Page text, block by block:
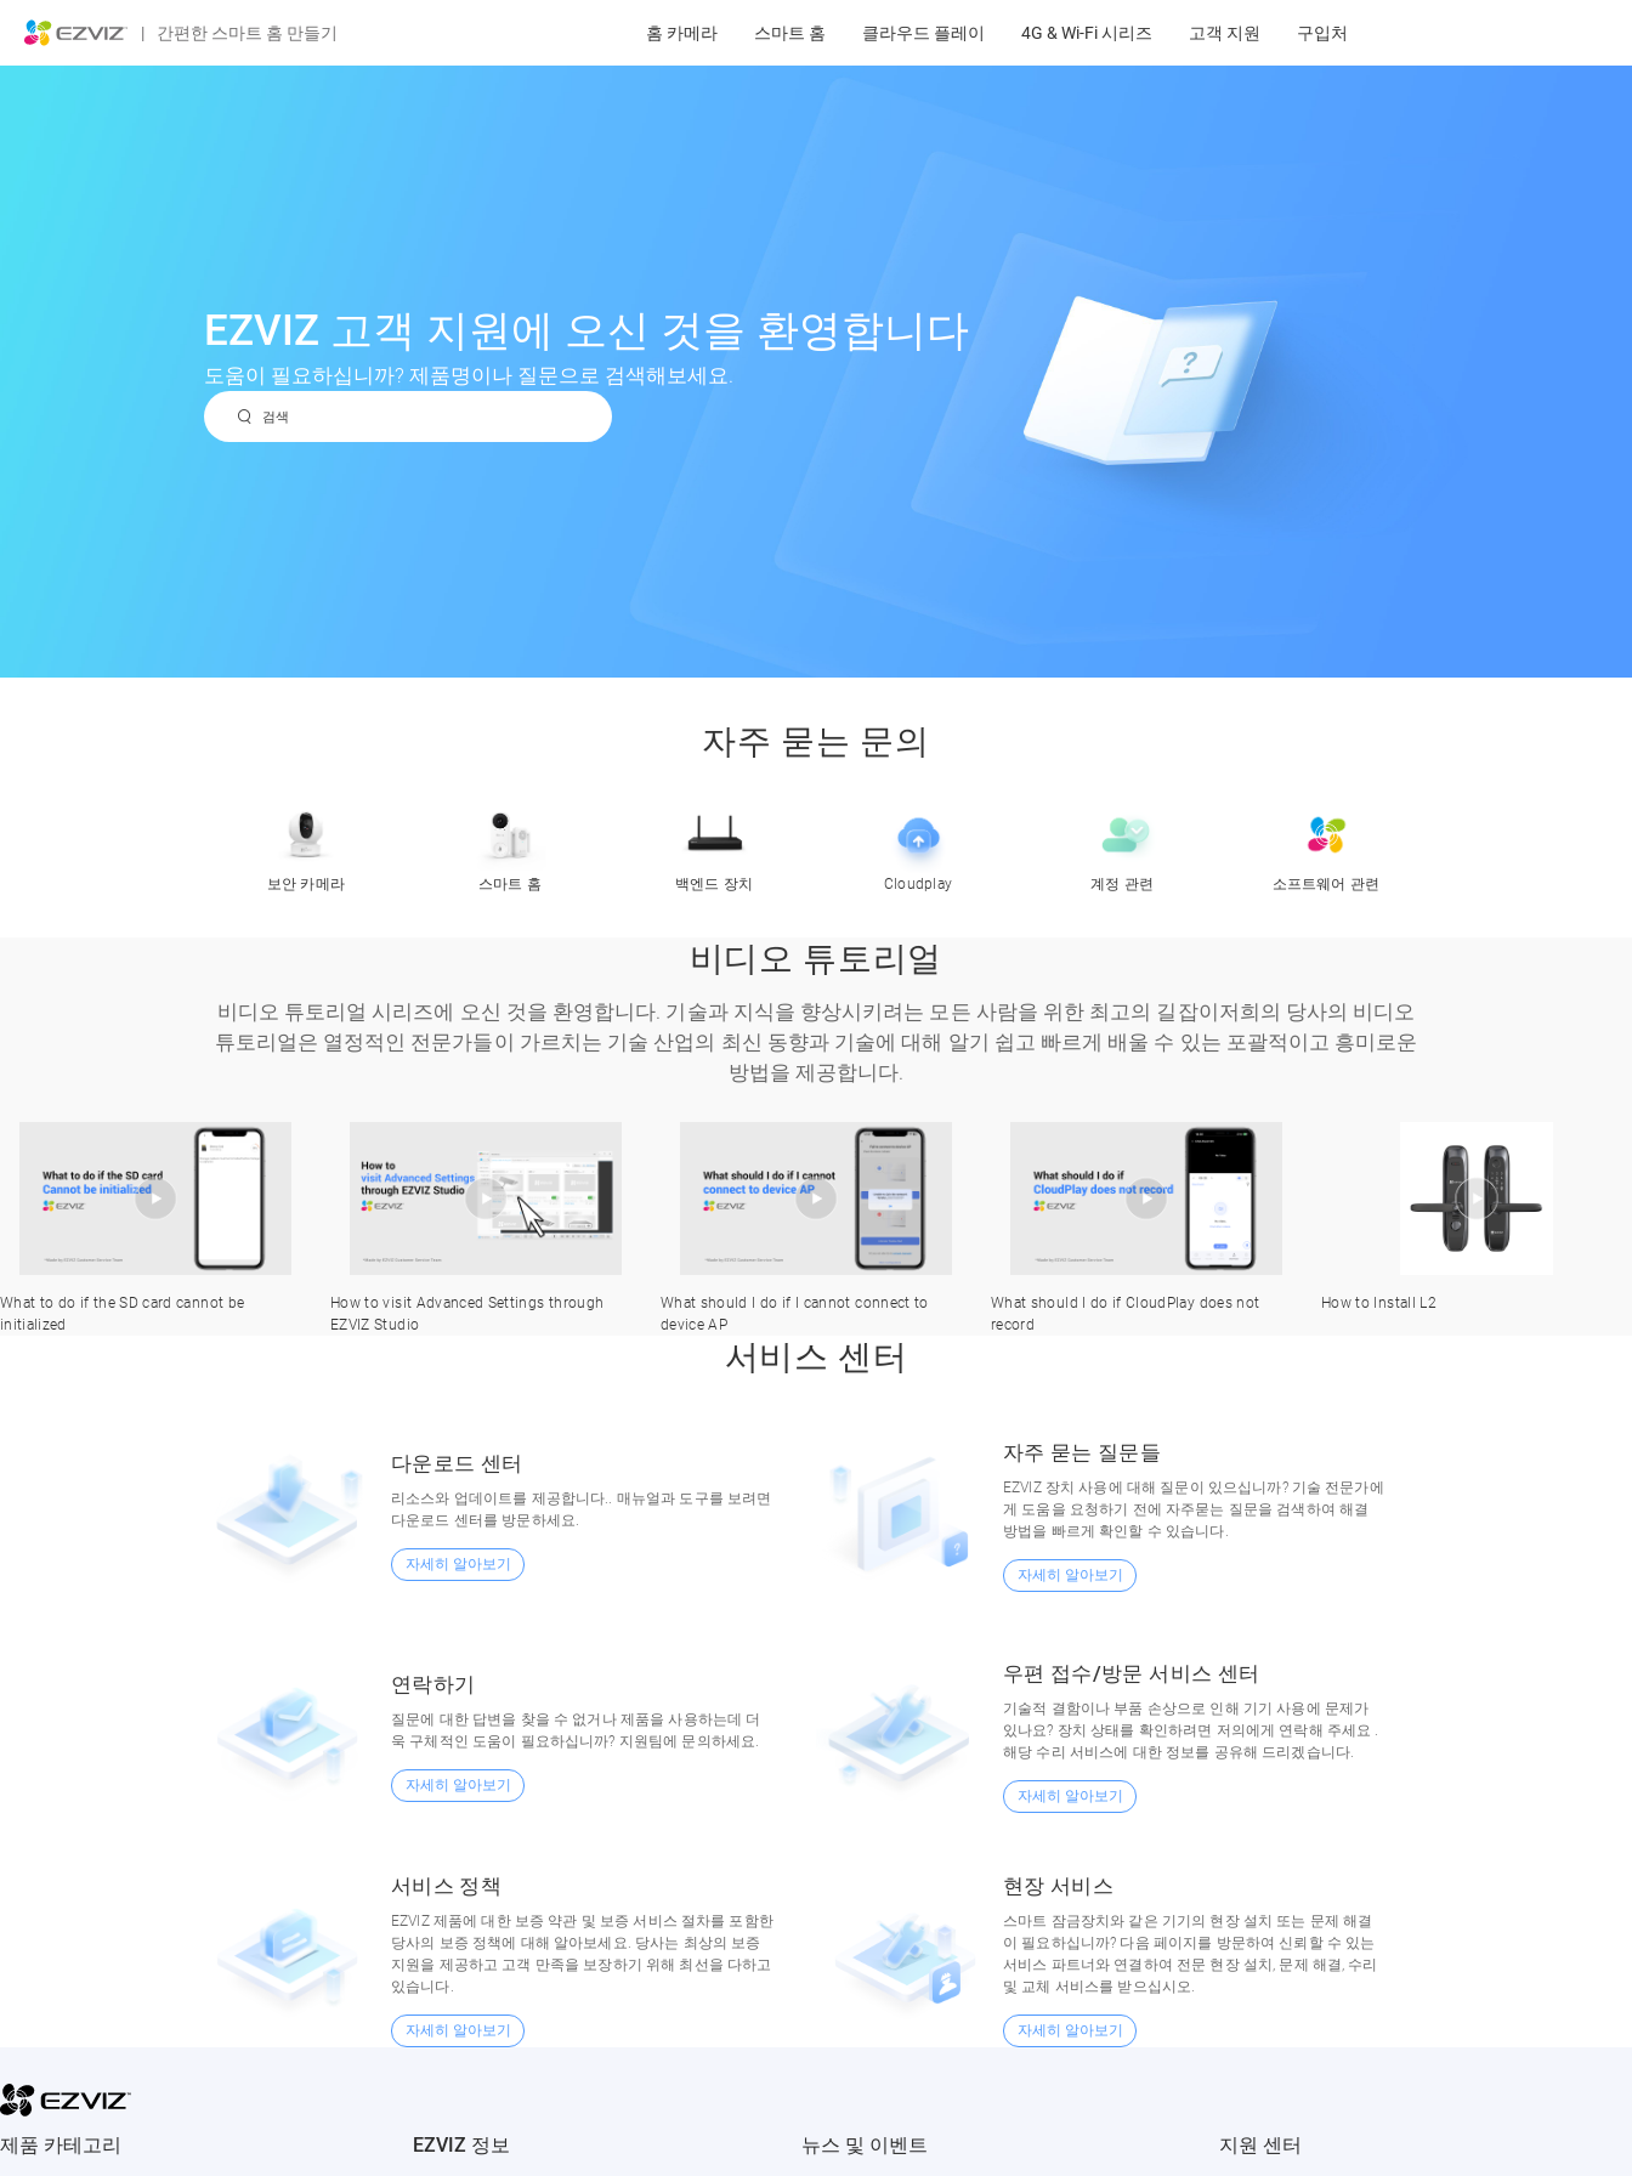
| 간편한 스마트 홈 만들기 홈 카메라 스마트 홈 클라우드 플레이 4G & Wi-Fi 시리즈 고객 지원 구입처
EZVIZ 고객 지원에 오신 것을 환영합니다
도움이 필요하십니까? 제품명이나 질문으로 검색해보세요.
자주 묻는 문의
보안 카메라 스마트 홈 백엔드 장치 Cloudplay 계정 관련 소프트웨어 관련
비디오 튜토리얼
비디오 튜토리얼 시리즈에 오신 것을 환영합니다. 기술과 지식을 향상시키려는 모든 사람을 위한 최고의 길잡이저희의 당사의 비디오
튜토리얼은 열정적인 전문가들이 가르치는 기술 산업의 최신 동향과 기술에 대해 알기 쉽고 빠르게 배울 수 있는 포괄적이고 흥미로운
방법을 제공합니다.
How to visit Advanced Settings through
EZVIZ Studio
What should I do if I cannot connect to
device AP
What should I do if CloudPlay does not
record
How to Install L2 How to Setup L2
서비스 센터
다운로드 센터
리소스와 업데이트를 제공합니다.. 매뉴얼과 도구를 보려면
다운로드 센터를 방문하세요.
자세히 알아보기
자주 묻는 질문들
EZVIZ 장치 사용에 대해 질문이 있으십니까? 기술 전문가에
게 도움을 요청하기 전에 자주묻는 질문을 검색하여 해결
방법을 빠르게 확인할 수 있습니다.
자세히 알아보기
연락하기
질문에 대한 답변을 찾을 수 없거나 제품을 사용하는데 더
욱 구체적인 도움이 필요하십니까? 지원팀에 문의하세요.
자세히 알아보기
우편 접수/방문 서비스 센터
기술적 결함이나 부품 손상으로 인해 기기 사용에 문제가
있나요? 장치 상태를 확인하려면 저의에게 연락해 주세요 .
해당 수리 서비스에 대한 정보를 공유해 드리겠습니다.
자세히 알아보기
서비스 정책
EZVIZ 제품에 대한 보증 약관 및 보증 서비스 절차를 포함한
당사의 보증 정책에 대해 알아보세요. 당사는 최상의 보증
지원을 제공하고 고객 만족을 보장하기 위해 최선을 다하고
있습니다.
자세히 알아보기
현장 서비스
스마트 잠금장치와 같은 기기의 현장 설치 또는 문제 해결
이 필요하십니까? 다음 페이지를 방문하여 신뢰할 수 있는
서비스 파트너와 연결하여 전문 현장 설치, 문제 해결, 수리
및 교체 서비스를 받으십시오.
자세히 알아보기
제품 카테고리 EZVIZ 정보 뉴스 및 이벤트 지원 센터